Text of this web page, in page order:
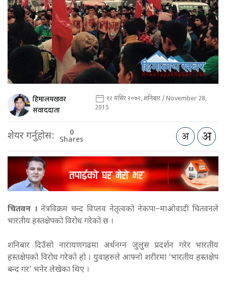
हिमालयखवर
संवाददाता
१२ मंसिर २०७२, शनिबार / November 28,
2015
शेयर गर्नुहोस: 0
Shares
चितवन । नेत्रविक्रम चन्द विप्लव नेतृत्वको नेकपा–माओवादी चितवनले
भारतीय हस्तक्षेपको विरोध गरेको छ ।
शनिबार दिउँसो नारायणगढमा अर्धनग्न जुलुस प्रदर्शन गरेर भारतीय
हस्तक्षेपको विरोध गरेको हो । युवाहरुले आफ्नो शरीरमा ‘भारतीय हस्तक्षेप
बन्द गर’ भनेर लेखेका थिए ।